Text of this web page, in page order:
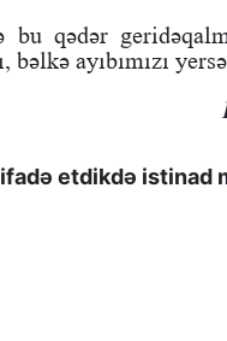
qədər
ayıbımızı
etdikdə istinad